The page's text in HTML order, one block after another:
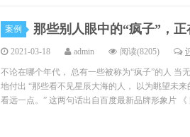
案例 那些别人眼中的“疯子”，
2021-03-18 admin 阅读(8205)
不论在哪个年代， 总有一些被称为“疯子”的人 当
地付出 “那些看不见星辰大海的人， 以为眺望未
看远一点。” 这两句话出自百度最新品牌形象片